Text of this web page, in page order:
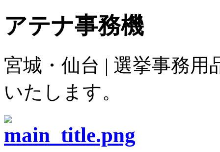
アテナ事務機
宮城・仙台 | 選挙事務
いたします。